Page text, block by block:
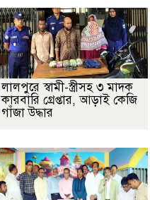
লালপুরে স্বামী-স্ত্রীসহ ৩ মাদক
কারবারি গ্রেপ্তার, আড়াই কেজি
গাঁজা উদ্ধার